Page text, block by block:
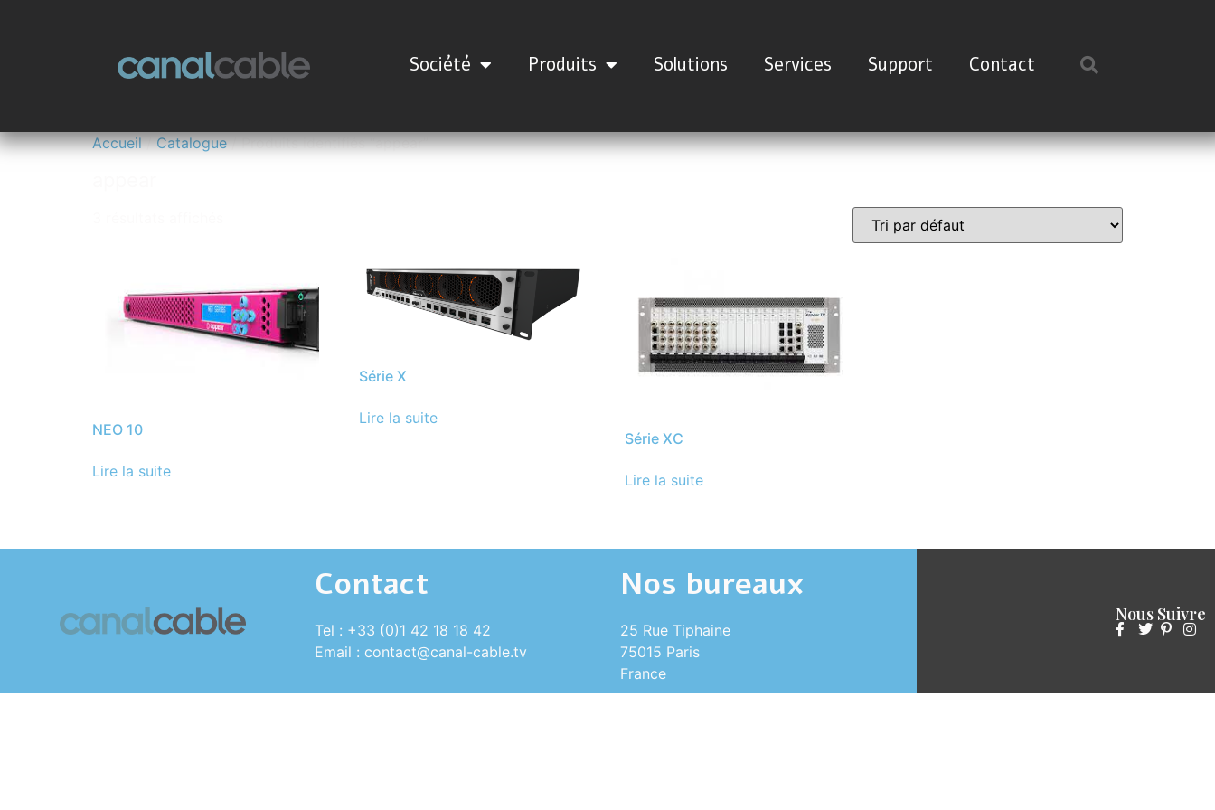
Société Produits Solutions Services Support Contact
Accueil/Catalogue/ Produits identifiés “appear”
NEO 10
Lire la suite
Série X
Lire la suite
Série XC
Lire la suite
Contact
Tel : +33 (0)1 42 18 18 42
Email : contact@canal-cable.tv
Nos bureaux
25 Rue Tiphaine
75015 Paris
France
Nous Suivre